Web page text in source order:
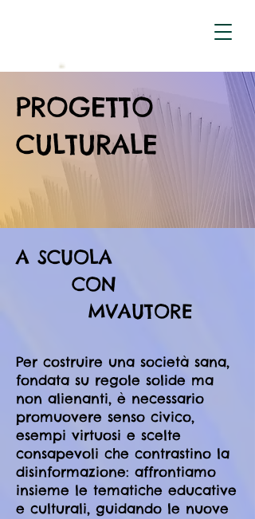
PROGETTO
CULTURALE
A SCUOLA
CON
MVAUTORE
Per costruire una società sana,
fondata su regole solide ma
non alienanti, è necessario
promuovere senso civico,
esempi virtuosi e scelte
consapevoli che contrastino la
disinformazione: affrontiamo
insieme le tematiche educative
e culturali, guidando le nuove